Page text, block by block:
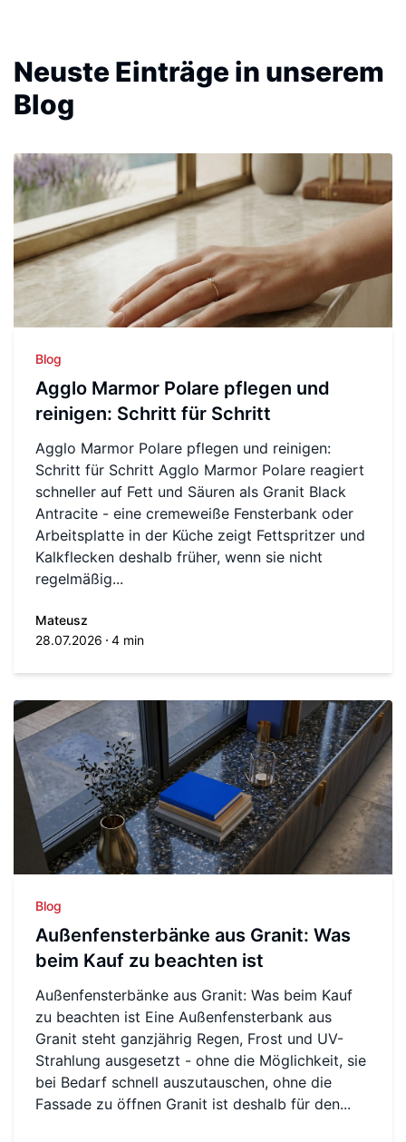
Neuste Einträge in unserem
Blog
Blog
Agglo Marmor Polare pflegen und
reinigen: Schritt für Schritt
Agglo Marmor Polare pflegen und reinigen:
Schritt für Schritt Agglo Marmor Polare reagiert
schneller auf Fett und Säuren als Granit Black
Antracite - eine cremeweiße Fensterbank oder
Arbeitsplatte in der Küche zeigt Fettspritzer und
Kalkflecken deshalb früher, wenn sie nicht
regelmäßig...
Mateusz
28.07.2026
4 min
Blog
Außenfensterbänke aus Granit: Was
beim Kauf zu beachten ist
Außenfensterbänke aus Granit: Was beim Kauf
zu beachten ist Eine Außenfensterbank aus
Granit steht ganzjährig Regen, Frost und UV-
Strahlung ausgesetzt - ohne die Möglichkeit, sie
bei Bedarf schnell auszutauschen, ohne die
Fassade zu öffnen Granit ist deshalb für den...